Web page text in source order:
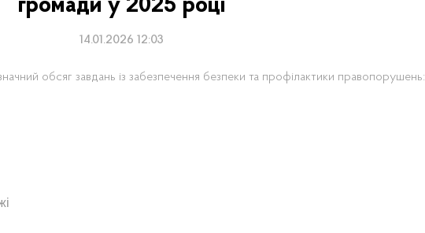
громади у 2025 році
14.01.2026 12:03
обсяг завдань із забезпечення безпеки та профілактики правопорушень: